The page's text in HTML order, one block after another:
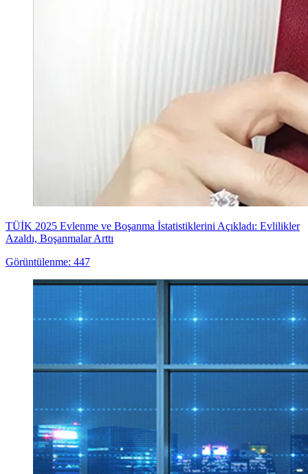
TÜİK 2025 Evlenme ve Boşanma İstatistiklerini Açıkladı: Evlilikler
Azaldı, Boşanmalar Arttı
Görüntülenme: 447